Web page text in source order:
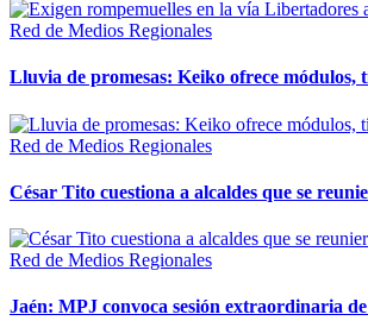
Red de Medios Regionales
Lluvia de promesas: Keiko ofrece módulos,
Red de Medios Regionales
César Tito cuestiona a alcaldes que se
Red de Medios Regionales
Jaén: MPJ convoca sesión extraordinaria